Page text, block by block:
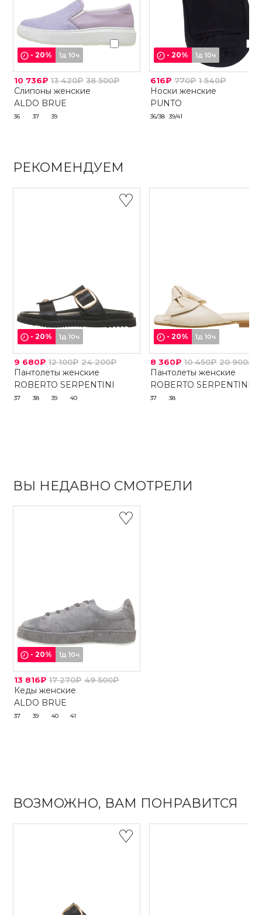
-20% 1д 10ч
10 736₽ 13 420₽ 38 500₽
Слипоны женские
ALDO BRUE
36 37 39
-20% 1д 10ч
616₽ 770₽ 1 540₽
Носки женские
PUNTO
36/38 39/41
РЕКОМЕНДУЕМ
-20% 1д 10ч
9 680₽ 12 100₽ 24 200₽
Пантолеты женские
ROBERTO SERPENTINI
37 38 39 40
-20% 1д 10ч
8 360₽ 10 450₽ 20 900₽
Пантолеты женские
ROBERTO SERPENTINI
37 38
ВЫ НЕДАВНО СМОТРЕЛИ
-20% 1д 10ч
13 816₽ 17 270₽ 49 500₽
Кеды женские
ALDO BRUE
37 39 40 41
ВОЗМОЖНО, ВАМ ПОНРАВИТСЯ